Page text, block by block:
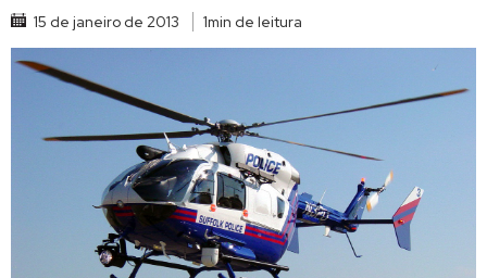
15 de janeiro de 2013 1min de leitura